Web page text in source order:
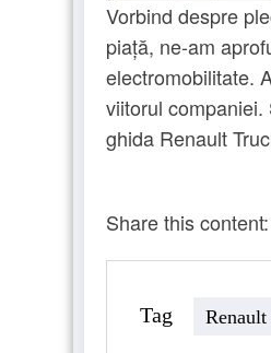
Vorbind despre
piață, ne-am
electromobilitate.
viitorul
ghida Renault
Share this content:
Tag